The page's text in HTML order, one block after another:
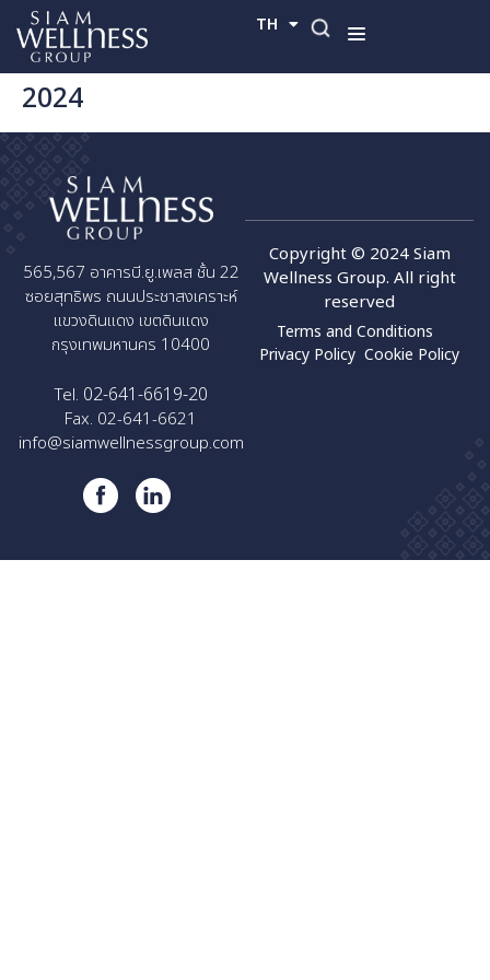
TH
EN
2024
565,567 อาคารบี.ยู.เพลส ชั้น 22
ซอยสุทธิพร ถนนประชาสงเคราะห์
แขวงดินแดง เขตดินแดง
กรุงเทพมหานคร 10400
Tel. 02-641-6619-20
Fax. 02-641-6621
info@siamwellnessgroup.com
Copyright © 2024 Siam
Wellness Group. All right
reserved
Terms and Conditions
Privacy Policy Cookie Policy